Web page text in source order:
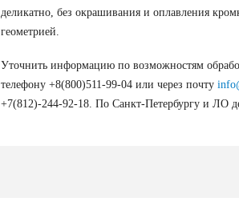
деликатно, без окрашивания и оплавления
геометрией.
Уточнить информацию по возможностям
телефону +8(800)511-99-04 или через почту
+7(812)-244-92-18. По Санкт-Петербургу и ЛО